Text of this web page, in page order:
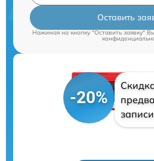
Оставить
Нажимая на кнопку "Оставить заявку"
-20%